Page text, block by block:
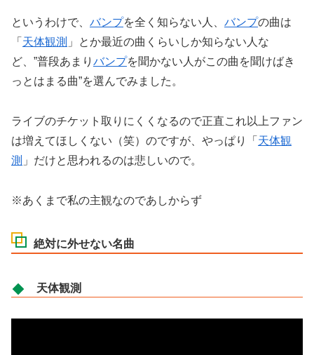
というわけで、 バンプを全く知らない人、 バンプの曲は
「 天体観測 」とか最近の曲くらいしか知らない人な
ど、”普段あまり バンプを聞かない人がこの曲を聞けばき
っとはまる曲”を選んでみました。
ライブのチケット取りにくくなるので正直これ以上ファン
は増えてほしくない（笑）のですが、やっぱり「 天体観
測 」だけと思われるのは悲しいので。
※あくまで私の主観なのであしからず
絶対に外せない名曲
天体観測